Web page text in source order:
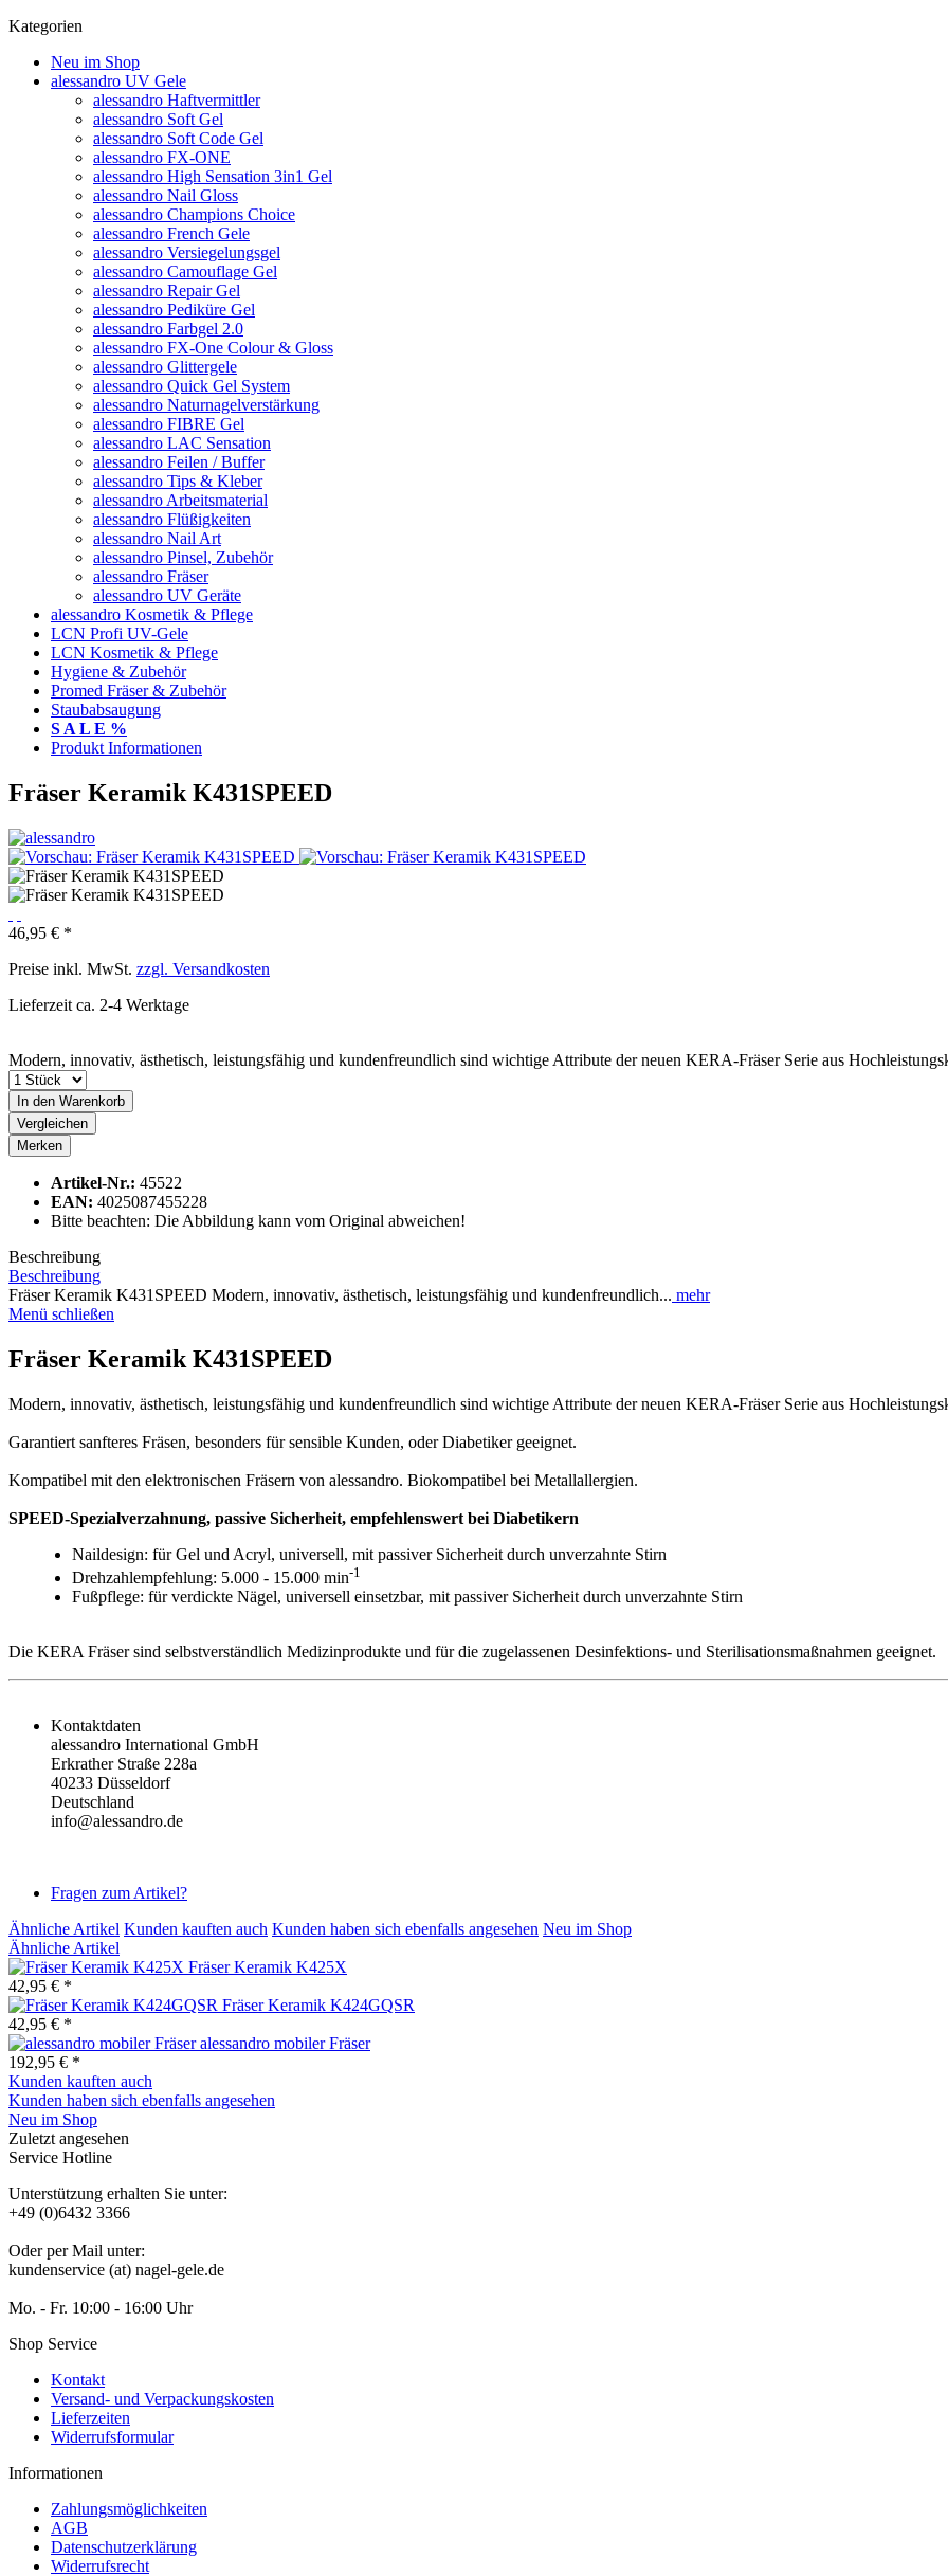
Kategorien
Neu im Shop
alessandro UV Gele
alessandro Haftvermittler
alessandro Soft Gel
alessandro Soft Code Gel
alessandro FX-ONE
alessandro High Sensation 3in1 Gel
alessandro Nail Gloss
alessandro Champions Choice
alessandro French Gele
alessandro Versiegelungsgel
alessandro Camouflage Gel
alessandro Repair Gel
alessandro Pediküre Gel
alessandro Farbgel 2.0
alessandro FX-One Colour & Gloss
alessandro Glittergele
alessandro Quick Gel System
alessandro Naturnagelverstärkung
alessandro FIBRE Gel
alessandro LAC Sensation
alessandro Feilen / Buffer
alessandro Tips & Kleber
alessandro Arbeitsmaterial
alessandro Flüßigkeiten
alessandro Nail Art
alessandro Pinsel, Zubehör
alessandro Fräser
alessandro UV Geräte
alessandro Kosmetik & Pflege
LCN Profi UV-Gele
LCN Kosmetik & Pflege
Hygiene & Zubehör
Promed Fräser & Zubehör
Staubabsaugung
S A L E %
Produkt Informationen
Fräser Keramik K431SPEED
46,95 € *
Preise inkl. MwSt. zzgl. Versandkosten
Lieferzeit ca. 2-4 Werktage
Modern, innovativ, ästhetisch, leistungsfähig und kundenfreundlich sind wichtige Attribute der neuen KERA-Fräser Serie aus
In den Warenkorb
Vergleichen
Merken
Artikel-Nr.: 45522
EAN: 4025087455228
Bitte beachten: Die Abbildung kann vom Original abweichen!
Beschreibung
Beschreibung
Fräser Keramik K431SPEED Modern, innovativ, ästhetisch, leistungsfähig und kundenfreundlich... mehr
Menü schließen
Fräser Keramik K431SPEED
Modern, innovativ, ästhetisch, leistungsfähig und kundenfreundlich sind wichtige Attribute der neuen KERA-Fräser Serie aus
Garantiert sanfteres Fräsen, besonders für sensible Kunden, oder Diabetiker geeignet.
Kompatibel mit den elektronischen Fräsern von alessandro. Biokompatibel bei Metallallergien.
SPEED-Spezialverzahnung, passive Sicherheit, empfehlenswert bei Diabetikern
Naildesign: für Gel und Acryl, universell, mit passiver Sicherheit durch unverzahnte Stirn
Drehzahlempfehlung: 5.000 - 15.000 min-1
Fußpflege: für verdickte Nägel, universell einsetzbar, mit passiver Sicherheit durch unverzahnte Stirn
Die KERA Fräser sind selbstverständlich Medizinprodukte und für die zugelassenen Desinfektions- und Sterilisationsmaßnahmen geeignet.
Kontaktdaten
alessandro International GmbH
Erkrather Straße 228a
40233 Düsseldorf
Deutschland
info@alessandro.de
Fragen zum Artikel?
Ähnliche Artikel Kunden kauften auch Kunden haben sich ebenfalls angesehen Neu im Shop
Ähnliche Artikel
Fräser Keramik K425X
42,95 € *
Fräser Keramik K424GQSR
42,95 € *
alessandro mobiler Fräser
192,95 € *
Kunden kauften auch
Kunden haben sich ebenfalls angesehen
Neu im Shop
Zuletzt angesehen
Service Hotline
Unterstützung erhalten Sie unter:
+49 (0)6432 3366
Oder per Mail unter:
kundenservice (at) nagel-gele.de
Mo. - Fr. 10:00 - 16:00 Uhr
Shop Service
Kontakt
Versand- und Verpackungskosten
Lieferzeiten
Widerrufsformular
Informationen
Zahlungsmöglichkeiten
AGB
Datenschutzerklärung
Widerrufsrecht